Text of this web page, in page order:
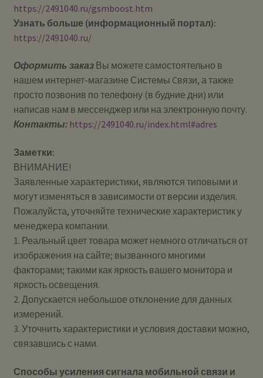
https://2491040.ru/gsmboost.htm
Узнать больше (информационный портал):
https://2491040.ru/
Оформить заказВы можете самостоятельно в
нашем интернет-магазине Системы Cвязи, а также
просто позвонив по телефону (в будние дни) или
написав нам в мессенджер или на электронную почту.
Контакты: https://2491040.ru/index.html#adres
Заметки:
ВНИМАНИЕ!
Заявленные характеристики, являются типовыми и
могут изменяться в зависимости от версии изделия.
Пожалуйста, уточняйте технические характеристик у
менеджера компании.
1. Реальный цвет товара может немного отличаться от
изображения на сайте; вызванного многими
факторами; такими как яркость вашего монитора и
яркость освещения.
2. Допускается небольшое отклонение для данных
измерений.
3. Уточнить характеристики и условия доставки можно,
связавшись с нами.
Способы усиления сигнала мобильной связи и